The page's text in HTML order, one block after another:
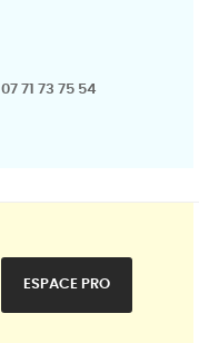
07 71 73 75 54
ESPACE PRO